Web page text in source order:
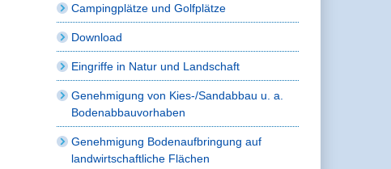
Campingplätze und Golfplätze
Download
Eingriffe in Natur und Landschaft
Genehmigung von Kies-/Sandabbau u. a.
Bodenabbauvorhaben
Genehmigung Bodenaufbringung auf
landwirtschaftliche Flächen